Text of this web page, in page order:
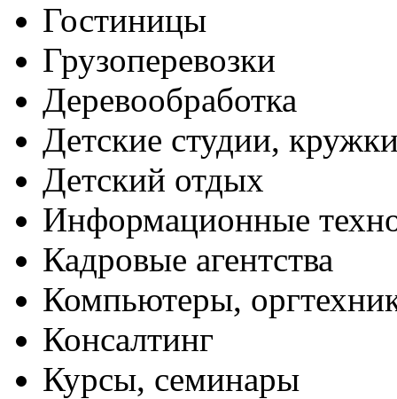
Гостиницы
Грузоперевозки
Деревообработка
Детские студии,
Детский отдых
Информационные
Кадровые агентства
Компьютеры,
Консалтинг
Курсы, семинары